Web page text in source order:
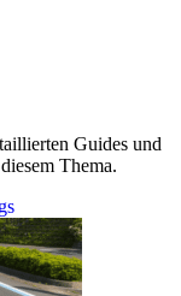
Guides und
Thema.